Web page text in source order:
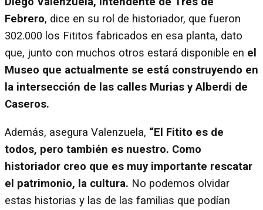
Febrero, dice en su rol de historiador, que fueron
302.000 los Fititos fabricados en esa planta, dato
que, junto con muchos otros estará disponible en el
Museo que actualmente se está construyendo en
la intersección de las calles Murias y Alberdi de
Caseros.
Además, asegura Valenzuela, “El Fitito es de
todos, pero también es nuestro. Como
historiador creo que es muy importante rescatar
el patrimonio, la cultura. No podemos olvidar
estas historias y las de las familias que podían